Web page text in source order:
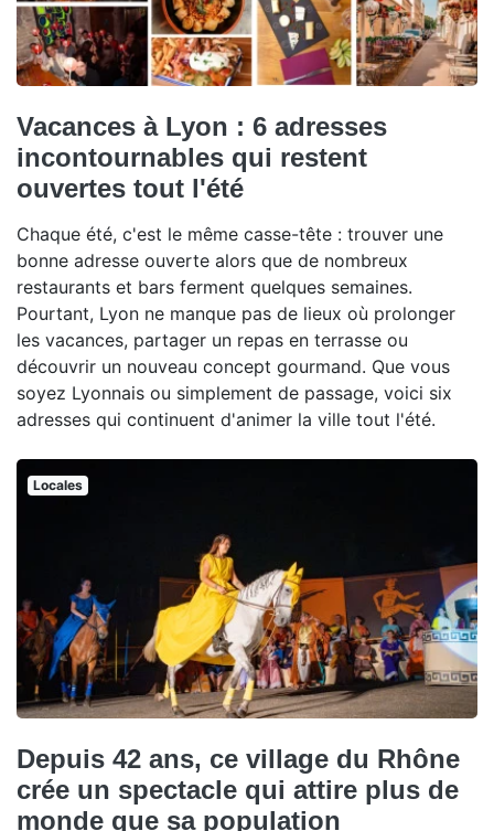
Vacances à Lyon : 6 adresses
incontournables qui restent
ouvertes tout l'été
Chaque été, c'est le même casse-tête : trouver une
bonne adresse ouverte alors que de nombreux
restaurants et bars ferment quelques semaines.
Pourtant, Lyon ne manque pas de lieux où prolonger
les vacances, partager un repas en terrasse ou
découvrir un nouveau concept gourmand. Que vous
soyez Lyonnais ou simplement de passage, voici six
adresses qui continuent d'animer la ville tout l'été.
Locales
Depuis 42 ans, ce village du Rhône
crée un spectacle qui attire plus de
monde que sa population